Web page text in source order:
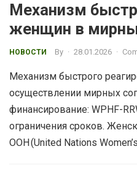
Механизм
женщин в
НОВОСТИ By · 28.01.2026 ·
Механизм быстрого
осуществлении мирных
финансирование: WPHF-
ограничения сроков.
ООН (United Nations